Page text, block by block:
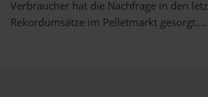
Verbraucher hat die Nachfrage in den
Rekordumsätze im Pelletmarkt gesorgt....